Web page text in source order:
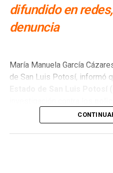
difundido en
denuncia
María Manuela García
de San Luis Potosí, informó
captados en cámara en un
identificado comopunto de